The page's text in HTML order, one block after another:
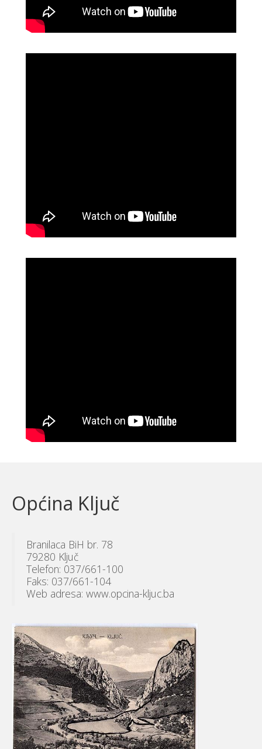
Općina Ključ
Branilaca BiH br. 78
79280 Ključ
Telefon: 037/661-100
Faks: 037/661-104
Web adresa: www.opcina-kljuc.ba